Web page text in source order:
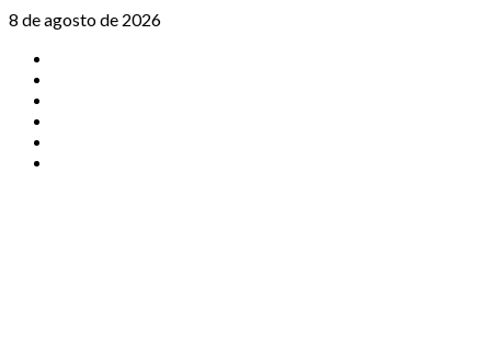
Saltar
contenido
8 de agosto de 2026